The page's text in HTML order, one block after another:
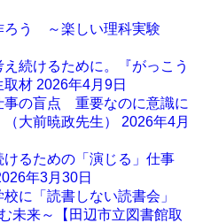
ろう ～楽しい理科実験
え続けるために。『がっこう
取材 2026年4月9日
事の盲点 重要なのに意識に
大前暁政先生） 2026年4月
けるための「演じる」仕事
年3月30日
に「読書しない読書会」
未来～【田辺市立図書館取